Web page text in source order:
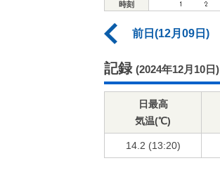
時刻
前日(12月09日)
記録 (2024年12月10日)
日最高
気温(℃)
14.2 (13:20)